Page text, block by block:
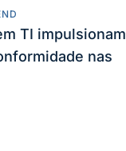
TI impulsionam
nas